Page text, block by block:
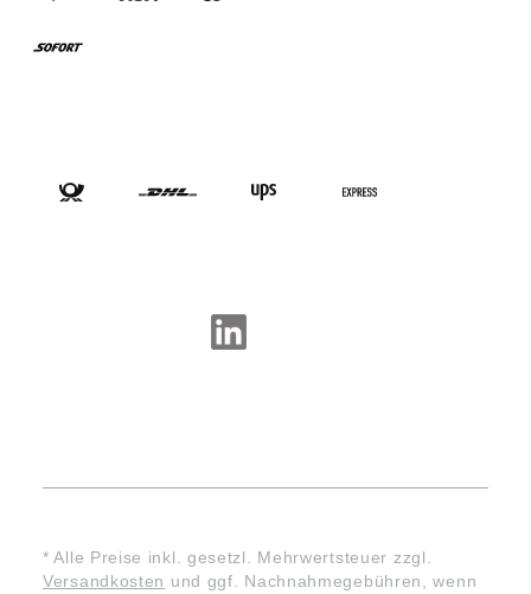
* Alle Preise inkl. gesetzl. Mehrwertsteuer zzgl.
Versandkosten und ggf. Nachnahmegebühren, wenn